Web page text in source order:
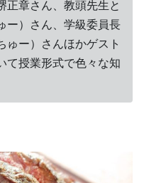
正章さん、教頭先生と
ー）さん、学級委員長
ゅー）さんほかゲスト
て授業形式で色々な知